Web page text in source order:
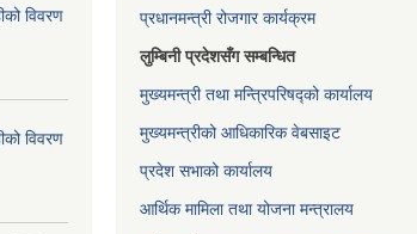
विवरण
विवरण
प्रधानमन्त्री रोजगार कार्यक्रम
लुम्बिनी प्रदेशसँग सम्बन्धित
मुख्यमन्त्री तथा मन्त्रिपरिषद्को कार्यालय
मुख्यमन्त्रीको आधिकारिक वेबसाइट
प्रदेश सभाको कार्यालय
आर्थिक मामिला तथा योजना मन्त्रालय